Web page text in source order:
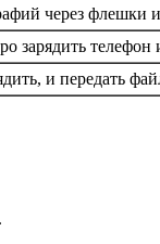
через флешки
зарядить
и передать